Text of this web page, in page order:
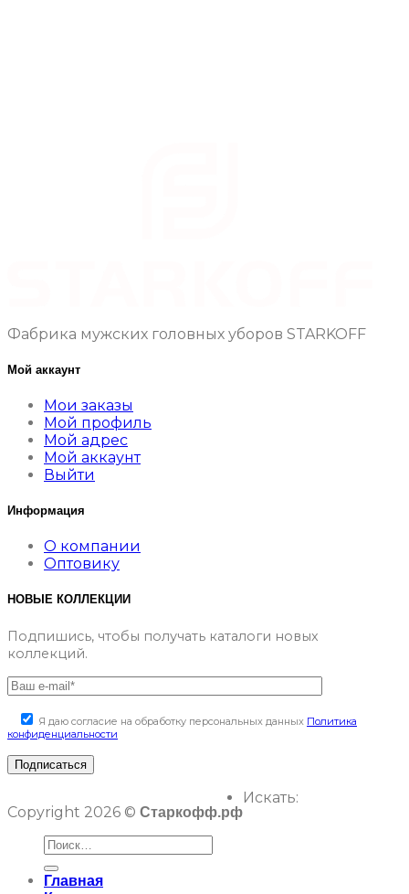
Фабрика мужских головных уборов STARKOFF
Мой аккаунт
Мои заказы
Мой профиль
Мой адрес
Мой аккаунт
Выйти
Информация
О компании
Оптовику
НОВЫЕ КОЛЛЕКЦИИ
Подпишись, чтобы получать каталоги новых
коллекций.
Я даю согласие на обработку персональных данных Политика
конфиденциальности
Copyright 2026 © Старкофф.рф
Искать:
Главная